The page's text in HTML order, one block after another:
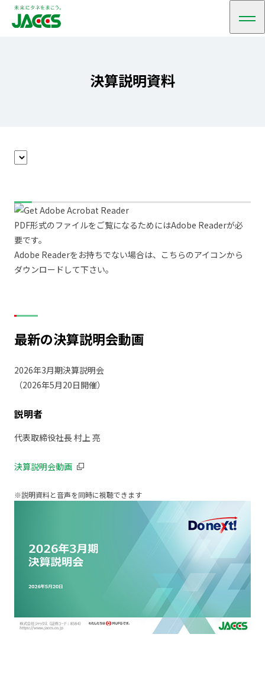
メ
ニ
決算説明資料
PDF形式のファイルをご覧になるためにはAdobe Readerが必
要です。
Adobe Readerをお持ちでない場合は、こちらのアイコンから
ダウンロードして下さい。
最新の決算説明会動画
2026年3月期決算説明会
（2026年5月20日開催）
説明者
代表取締役社長 村上 亮
決算説明会動画
※説明資料と音声を同時に視聴できます